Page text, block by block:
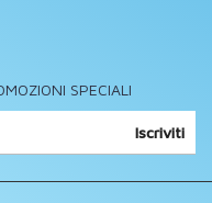
SPECIALI
Iscriviti